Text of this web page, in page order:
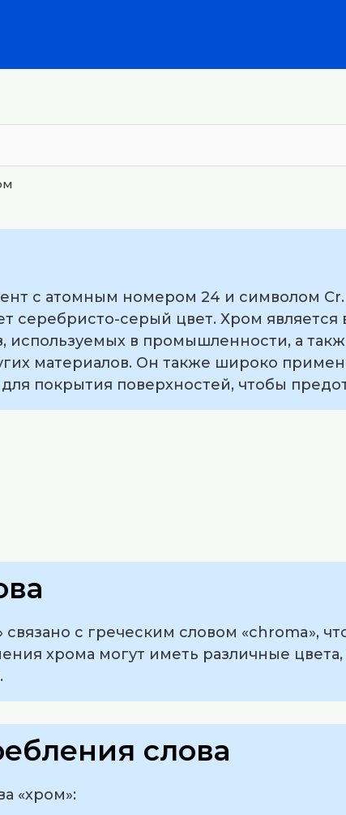
с атомным номером 24 и символом Cr.
серебристо-серый цвет. Хром
используемых в промышленности, а
материалов. Он также широко
для покрытия поверхностей, чтобы
с греческим словом «chroma»,
хрома могут иметь различные
слова
«хром»: